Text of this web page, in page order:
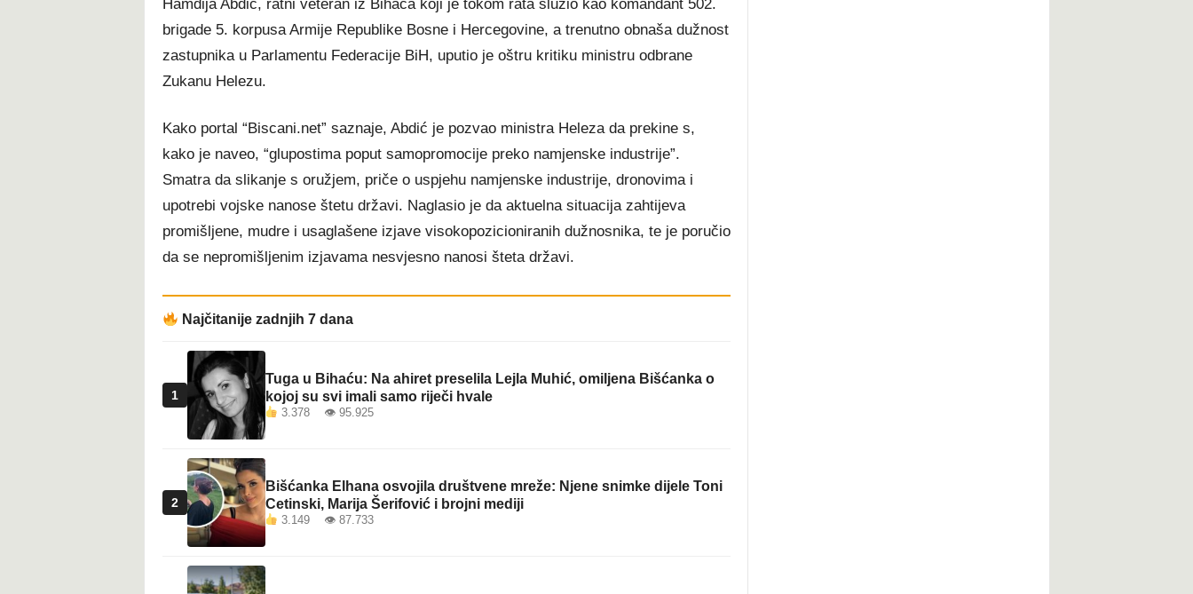
Hamdija Abdić, ratni veteran iz Bihaća koji je tokom rata služio kao komandant 502.
brigade 5. korpusa Armije Republike Bosne i Hercegovine, a trenutno obnaša dužnost
zastupnika u Parlamentu Federacije BiH, uputio je oštru kritiku ministru odbrane
Zukanu Helezu.
Kako portal “Biscani.net” saznaje, Abdić je pozvao ministra Heleza da prekine s,
kako je naveo, “glupostima poput samopromocije preko namjenske industrije”.
Smatra da slikanje s oružjem, priče o uspjehu namjenske industrije, dronovima i
upotrebi vojske nanose štetu državi. Naglasio je da aktuelna situacija zahtijeva
promišljene, mudre i usaglašene izjave visokopozicioniranih dužnosnika, te je poručio
da se nepromišljenim izjavama nesvjesno nanosi šteta državi.
Najčitanije zadnjih 7 dana
1
Tuga u Bihaću: Na ahiret preselila Lejla Muhić, omiljena Bišćanka o
kojoj su svi imali samo riječi hvale
3.378 👁 95.925
2
Bišćanka Elhana osvojila društvene mreže: Njene snimke dijele Toni
Cetinski, Marija Šerifović i brojni mediji
3.149 👁 87.733